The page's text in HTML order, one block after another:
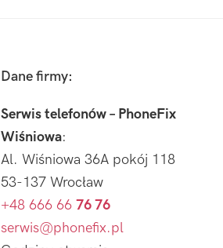
Dane firmy:
Serwis telefonów – PhoneFix
Wiśniowa:
Al. Wiśniowa 36A pokój 118
53-137 Wrocław
+48 666 66 76 76
serwis@phonefix.pl